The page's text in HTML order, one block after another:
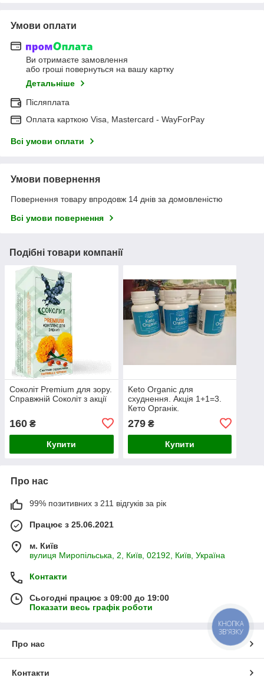
Умови оплати
Ви отримаєте замовлення
або гроші повернуться на вашу картку
Детальніше
Післяплата
Оплата карткою Visa, Mastercard - WayForPay
Всі умови оплати
Умови повернення
Повернення товару впродовж 14 днів за домовленістю
Всі умови повернення
Подібні товари компанії
Соколіт Premium для зору.
Справжній Соколіт з акції
160 ₴
Купити
Keto Organic для
схуднення. Акція 1+1=3.
Кето Органік.
279₴
Купити
Про нас
99% позитивних з 211 відгуків за рік
Працює з 25.06.2021
м. Київ
вулиця Миропільська, 2, Київ, 02192, Київ, Україна
Контакти
Сьогодні працює з 09:00 до 19:00
Показати весь графік роботи
Про нас
Контакти
КНОПКА
ЗВ'ЯЗКУ